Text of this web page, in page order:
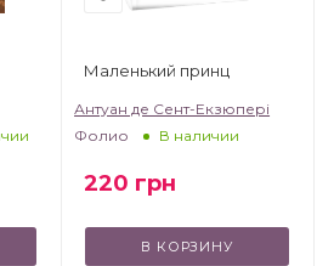
Маленький принц
Антуан де Сент-Екзюпері
Фолио
В наличии
220 грн
В КОРЗИНУ